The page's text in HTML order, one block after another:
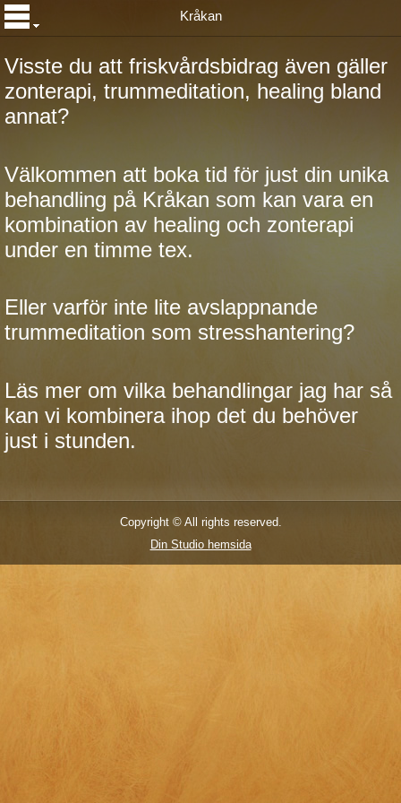
Kråkan
Visste du att friskvårdsbidrag även gäller
zonterapi, trummeditation, healing bland
annat?
Välkommen att boka tid för just din unika
behandling på Kråkan som kan vara en
kombination av healing och zonterapi
under en timme tex.
Eller varför inte lite avslappnande
trummeditation som stresshantering?
Läs mer om vilka behandlingar jag har så
kan vi kombinera ihop det du behöver
just i stunden.
Copyright © All rights reserved.
Din Studio hemsida